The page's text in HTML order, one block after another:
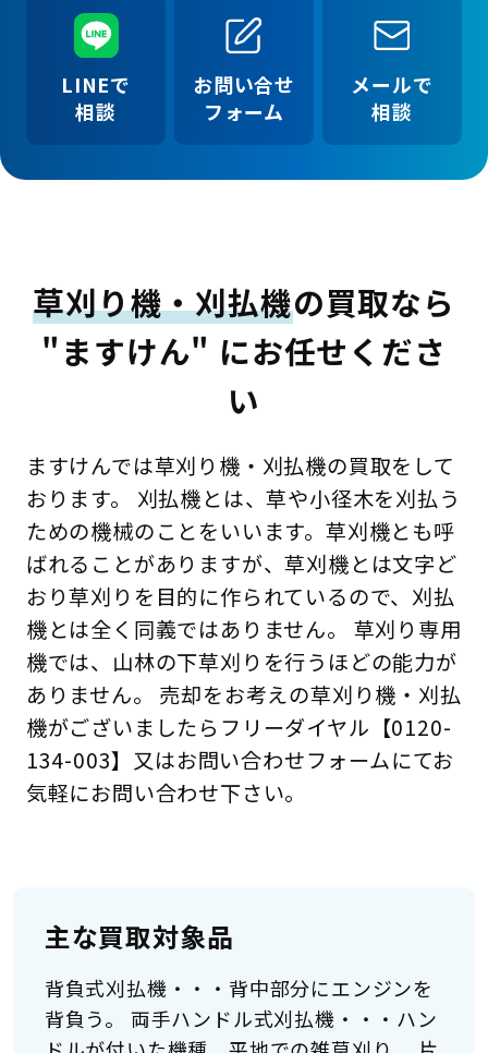
LINEで
相談
お問い合せ
フォーム
メールで
相談
草刈り機・刈払機の買取なら
"ますけん" にお任せくださ
い
ますけんでは草刈り機・刈払機の買取をして
おります。 刈払機とは、草や小径木を刈払う
ための機械のことをいいます。草刈機とも呼
ばれることがありますが、草刈機とは文字ど
おり草刈りを目的に作られているので、刈払
機とは全く同義ではありません。 草刈り専用
機では、山林の下草刈りを行うほどの能力が
ありません。 売却をお考えの草刈り機・刈払
機がございましたらフリーダイヤル【0120-
134-003】又はお問い合わせフォームにてお
気軽にお問い合わせ下さい。
主な買取対象品
背負式刈払機・・・背中部分にエンジンを
背負う。 両手ハンドル式刈払機・・・ハン